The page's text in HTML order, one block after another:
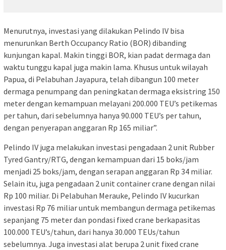
Menurutnya, investasi yang dilakukan Pelindo IV bisa
menurunkan Berth Occupancy Ratio (BOR) dibanding
kunjungan kapal. Makin tinggi BOR, kian padat dermaga dan
waktu tunggu kapal juga makin lama. Khusus untuk wilayah
Papua, di Pelabuhan Jayapura, telah dibangun 100 meter
dermaga penumpang dan peningkatan dermaga eksistring 150
meter dengan kemampuan melayani 200.000 TEU’s petikemas
per tahun, dari sebelumnya hanya 90.000 TEU’s per tahun,
dengan penyerapan anggaran Rp 165 miliar”.
Pelindo IV juga melakukan investasi pengadaan 2 unit Rubber
Tyred Gantry/RTG, dengan kemampuan dari 15 boks/jam
menjadi 25 boks/jam, dengan serapan anggaran Rp 34 miliar.
Selain itu, juga pengadaan 2 unit container crane dengan nilai
Rp 100 miliar. Di Pelabuhan Merauke, Pelindo IV kucurkan
investasi Rp 76 miliar untuk membangun dermaga petikemas
sepanjang 75 meter dan pondasi fixed crane berkapasitas
100.000 TEU’s/tahun, dari hanya 30.000 TEUs/tahun
sebelumnya. Juga investasi alat berupa 2 unit fixed crane